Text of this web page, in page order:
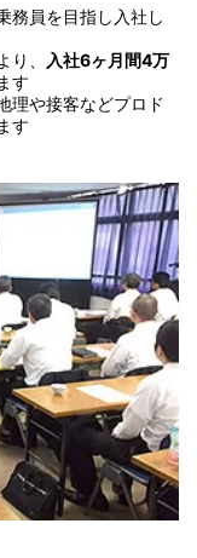
務員を目指し入社し
、
入社6ヶ月間4万
す
理や接客などプロド
す